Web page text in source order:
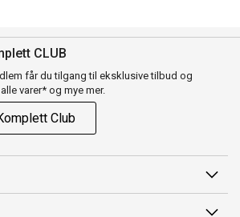
CLUB
får du tilgang til eksklusive tilbud og
varer* og mye mer.
Club